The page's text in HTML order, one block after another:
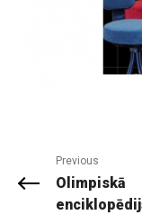
Previous
Olimpiskā